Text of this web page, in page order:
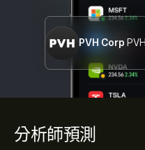
分析師預測
PVH Corp PVH